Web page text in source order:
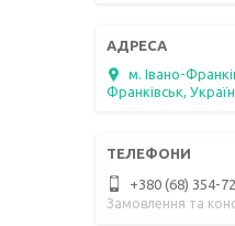
м. Івано-
Франківськ,
+380 (68) 354-
Замовлення та